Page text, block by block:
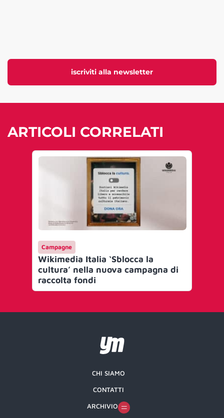
iscriviti alla newsletter
ARTICOLI CORRELATI
Campagne
Wikimedia Italia ‘Sblocca la
cultura’ nella nuova campagna di
raccolta fondi
CHI SIAMO
CONTATTI
ARCHIVIO